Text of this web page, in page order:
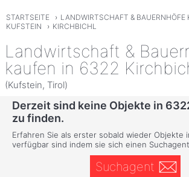
STARTSEITE › LANDWIRTSCHAFT & BAUERNHÖFE
KUFSTEIN
› KIRCHBICHL
Landwirtschaft &
kaufen in 6322
(Kufstein, Tirol)
Derzeit sind keine Objekte in
zu finden.
Erfahren Sie als erster sobald wieder Objekte
verfügbar sind indem sie sich einen
Suchagent